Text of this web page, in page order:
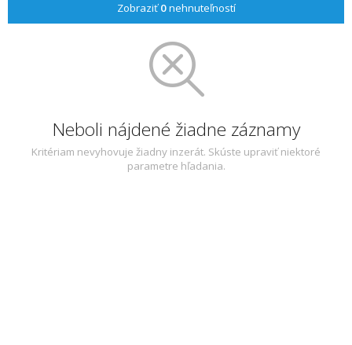
Zobraziť0nehnuteľností
Neboli nájdené žiadne záznamy
Kritériam nevyhovuje žiadny inzerát. Skúste upraviť niektoré
parametre hľadania.